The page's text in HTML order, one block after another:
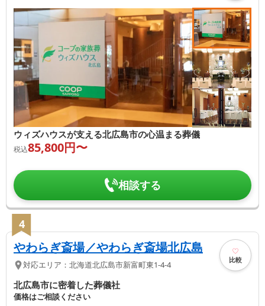
ウィズハウスが支える北広島市の心温まる葬儀
税込85,800円〜
相談する
4
やわらぎ斎場／やわらぎ斎場北広島
対応エリア： 北海道北広島市新富町東1-4-4 比較
北広島市に密着した葬儀社
価格はご相談ください